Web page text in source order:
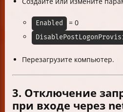
Enabled = 0
Перезагрузите компьютер.
3. Отключение
при входе через